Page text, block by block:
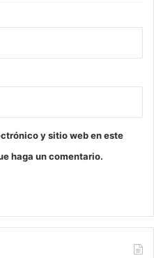
y sitio web en este
haga un comentario.